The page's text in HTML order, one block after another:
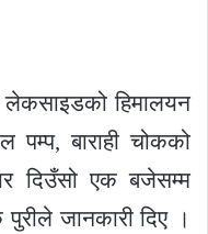
लेकसाइडको हिमालयन
पम्प, बाराही चोकको
दिउँसो एक बजेसम्म
जानकारी दिए ।